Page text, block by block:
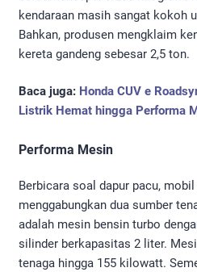
kendaraan masih sangat kokoh
Bahkan, produsen mengklaim
kereta gandeng sebesar 2,5 ton.
Baca juga: Honda CUV e
Listrik Hemat hingga Performa
Performa Mesin
Berbicara soal dapur pacu,
menggabungkan dua sumber
adalah mesin bensin turbo
silinder berkapasitas 2 liter.
tenaga hingga 155 kilowatt.